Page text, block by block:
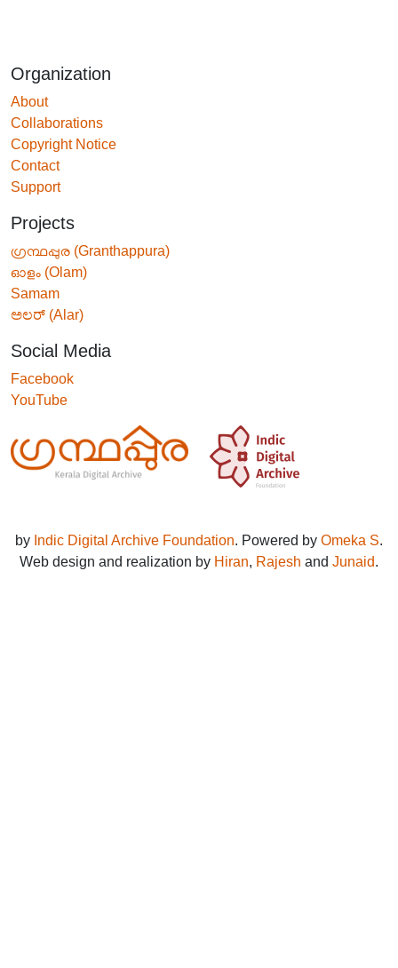
Organization
About
Collaborations
Copyright Notice
Contact
Support
Projects
ഗ്രന്ഥപ്പുര (Granthappura)
ഓളം (Olam)
Samam
ಅಲರ್ (Alar)
Social Media
Facebook
YouTube
by Indic Digital Archive Foundation. Powered by Omeka S.
Web design and realization by Hiran, Rajesh and Junaid.